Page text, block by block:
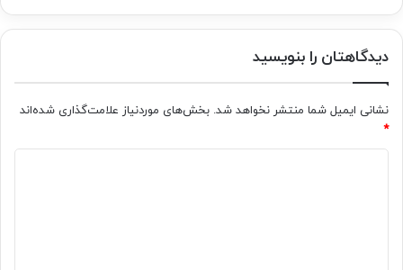
دیدگاهتان را بنویسید
نشانی ایمیل شما منتشر نخواهد شد. بخش‌های موردنیاز علامت‌گذاری شده‌اند
*